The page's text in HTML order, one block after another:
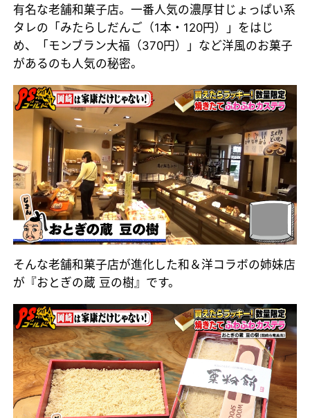
有名な老舗和菓子店。一番人気の濃厚甘じょっぱい系
タレの「みたらしだんご（1本・120円）」をはじ
め、「モンブラン大福（370円）」など洋風のお菓子
があるのも人気の秘密。
そんな老舗和菓子店が進化した和＆洋コラボの姉妹店
が『おとぎの蔵 豆の樹』です。